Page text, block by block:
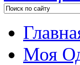
Моя